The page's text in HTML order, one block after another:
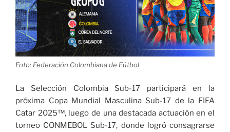
Marzo
2026»
Foto: Federación Colombiana de Fútbol
La Selección Colombia Sub-17 participará en la
próxima Copa Mundial Masculina Sub-17 de la FIFA
Catar 2025™, luego de una destacada actuación en el
torneo CONMEBOL Sub-17, donde logró consagrarse